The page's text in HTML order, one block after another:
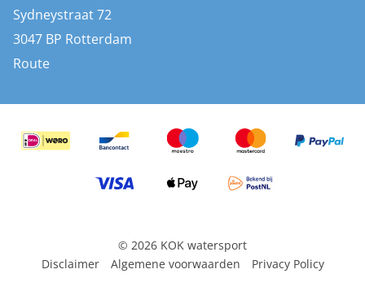
Stootwillen en fenders
Bootkussens
Zwemtrappen
Sydneystraat 72
3047 BP Rotterdam
Route
© 2026 KOK watersport
Disclaimer
Algemene voorwaarden Privacy Policy